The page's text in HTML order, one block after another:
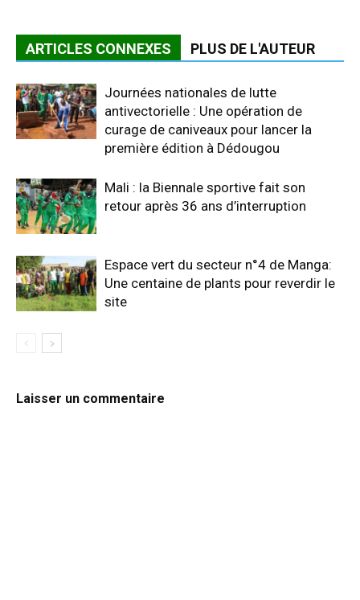
ARTICLES CONNEXES PLUS DE L'AUTEUR
Journées nationales de lutte
antivectorielle : Une opération de
curage de caniveaux pour lancer la
première édition à Dédougou
Mali : la Biennale sportive fait son
retour après 36 ans d’interruption
Espace vert du secteur n°4 de Manga:
Une centaine de plants pour reverdir le
site
Laisser un commentaire